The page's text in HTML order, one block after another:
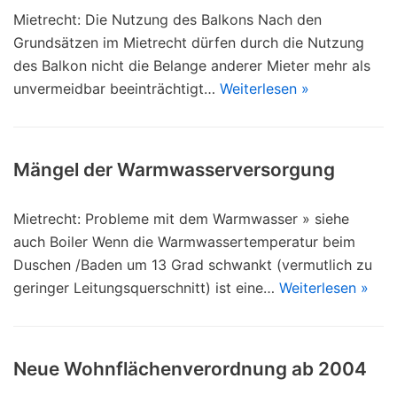
Mietrecht: Die Nutzung des Balkons Nach den
Grundsätzen im Mietrecht dürfen durch die Nutzung
des Balkon nicht die Belange anderer Mieter mehr als
unvermeidbar beeinträchtigt… Weiterlesen »
Mängel der Warmwasserversorgung
Mietrecht: Probleme mit dem Warmwasser » siehe
auch Boiler Wenn die Warmwassertemperatur beim
Duschen /Baden um 13 Grad schwankt (vermutlich zu
geringer Leitungsquerschnitt) ist eine… Weiterlesen »
Neue Wohnflächenverordnung ab 2004